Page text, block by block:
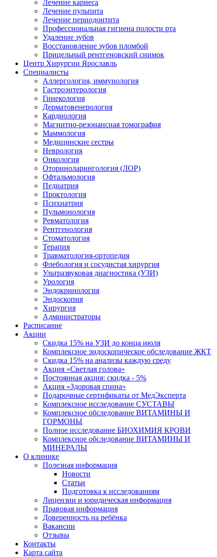
Лечение кариеса
Лечение пульпита
Лечение периодонтита
Профессиональная гигиена полости рта
Удаление зубов
Восстановление зубов пломбой
Прицельный рентгеновский снимок
Центр Хирургии Ярославль
Специалисты
Аллергология, иммунология
Гастроэнтерология
Гинекология
Дерматовенерология
Кардиология
Магнитно-резонансная томография
Маммология
Медицинские сестры
Неврология
Онкология
Оториноларингология (ЛОР)
Офтальмология
Педиатрия
Проктология
Психиатрия
Пульмонология
Ревматология
Рентгенология
Стоматология
Терапия
Травматология-ортопедия
Флебология и сосудистая хирургия
Ультразвуковая диагностика (УЗИ)
Урология
Эндокринология
Эндоскопия
Хирургия
Администраторы
Расписание
Акции
Скидка 15% на УЗИ до конца июля
Комплексное эндоскопическое обследование ЖКТ
Скидка 15% на анализы каждую среду
Акция «Светлая голова»
Постоянная акция: скидка - 5%
Акция «Здоровая спина»
Подарочные сертификаты от МедЭксперта
Комплексное исследование СУСТАВЫ
Комплексное обследование ВИТАМИНЫ И
ГОРМОНЫ
Полное исследование БИОХИМИЯ КРОВИ
Комплексное обследование ВИТАМИНЫ И
МИНЕРАЛЫ
О клинике
Полезная информация
Новости
Статьи
Подготовка к исследованиям
Лицензии и юридическая информация
Правовая информация
Доверенность на ребёнка
Вакансии
Отзывы
Контакты
Карта сайта